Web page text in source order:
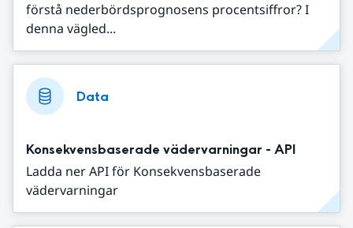
förstå nederbördsprognosens procentsiffror? I
denna vägled...
Data
Konsekvensbaserade vädervarningar - API
Ladda ner API för Konsekvensbaserade
vädervarningar